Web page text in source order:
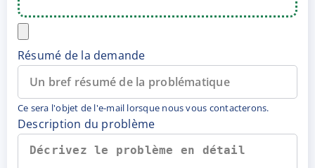
Résumé de la demande
Ce sera l'objet de l'e-mail lorsque nous vous contacterons.
Description du problème